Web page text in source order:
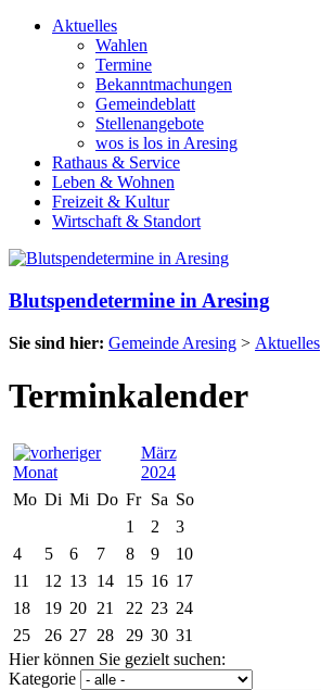
Aktuelles
Wahlen
Termine
Bekanntmachungen
Gemeindeblatt
Stellenangebote
wos is los in Aresing
Rathaus & Service
Leben & Wohnen
Freizeit & Kultur
Wirtschaft & Standort
Blutspendetermine in Aresing
Sie sind hier: Gemeinde Aresing > Aktuelles
Terminkalender
März
2024
Mo Di Mi Do Fr Sa So
1
2
3
4
5 6 7 8 9
10
11
12 13 14 15 16 17
18
19 20 21 22 23 24
25
26 27 28 29 30 31
Hier können Sie gezielt suchen:
Kategorie